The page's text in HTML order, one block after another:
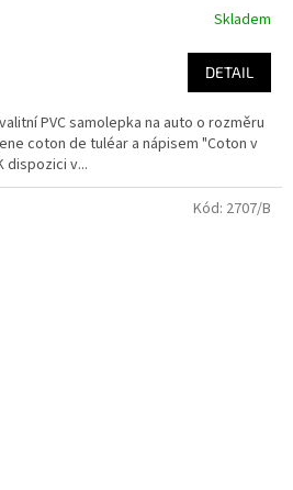
Skladem
DETAIL
PVC samolepka na auto o rozměru
coton de tuléar a nápisem "Coton v
dispozici v...
Kód: 2707/B